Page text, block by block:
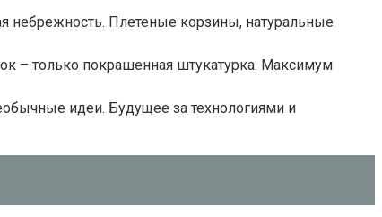
небрежность. Плетеные корзины, натуральные
– только покрашенная штукатурка. Максимум
идеи. Будущее за технологиями и